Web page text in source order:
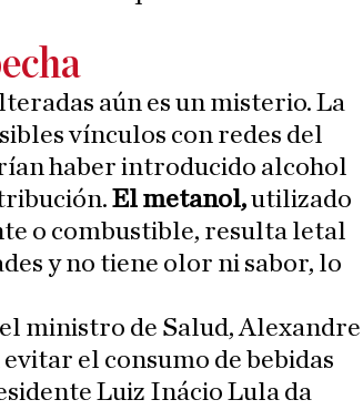
aún es un misterio. La
vínculos con redes del
haber introducido alcohol
El metanol,utilizado
o combustible, resulta letal
y no tiene olor ni sabor, lo
ministro de Salud, Alexandre
el consumo de bebidas
Luiz Inácio Lula da